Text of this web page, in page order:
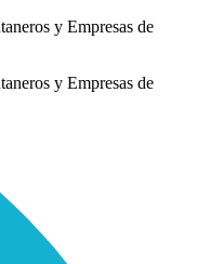
y Empresas de
y Empresas de